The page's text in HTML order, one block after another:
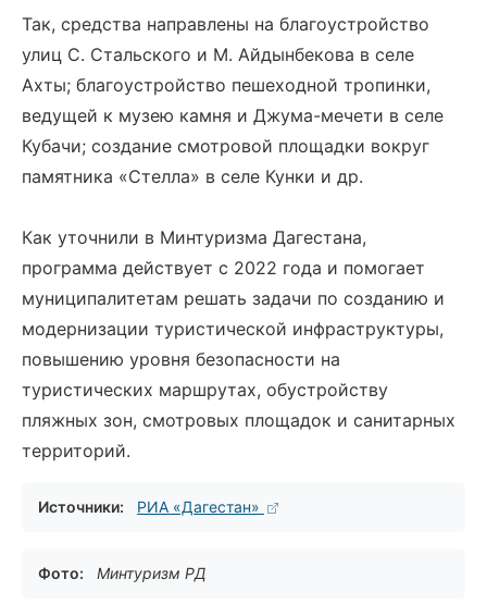
Так, средства направлены на благоустройство
улиц С. Стальского и М. Айдынбекова в селе
Ахты; благоустройство пешеходной тропинки,
ведущей к музею камня и Джума-мечети в селе
Кубачи; создание смотровой площадки вокруг
памятника «Стелла» в селе Кунки и др.
Как уточнили в Минтуризма Дагестана,
программа действует с 2022 года и помогает
муниципалитетам решать задачи по созданию и
модернизации туристической инфраструктуры,
повышению уровня безопасности на
туристических маршрутах, обустройству
пляжных зон, смотровых площадок и санитарных
территорий.
Источники: РИА «Дагестан»
Фото: Минтуризм РД